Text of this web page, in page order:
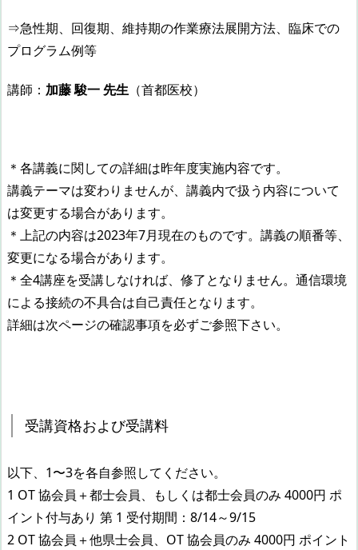
⇒急性期、回復期、維持期の作業療法展開方法、臨床での
プログラム例等
講師： 加藤 駿一 先生 （首都医校）
＊各講義に関しての詳細は昨年度実施内容です。
講義テーマは変わりませんが、講義内で扱う内容について
は変更する場合があります。
＊上記の内容は2023年7月現在のものです。講義の順番等、
変更になる場合があります。
＊全4講座を受講しなければ、修了となりません。通信環境
による接続の不具合は自己責任となります。
詳細は次ページの確認事項を必ずご参照下さい。
受講資格および受講料
以下、1〜3を各自参照してください。
1 OT 協会員＋都士会員、もしくは都士会員のみ 4000円 ポ
イント付与あり 第 1 受付期間：8/14～9/15
2 OT 協会員＋他県士会員、OT 協会員のみ 4000円 ポイント